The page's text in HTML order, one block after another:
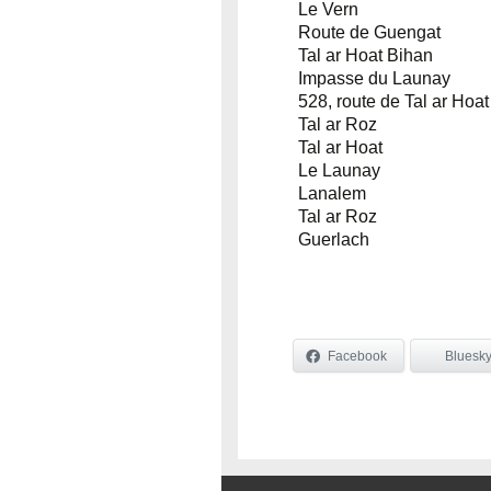
Le Vern
Route de Guengat
Tal ar Hoat Bihan
Impasse du Launay
528, route de Tal ar Hoat
Tal ar Roz
Tal ar Hoat
Le Launay
Lanalem
Tal ar Roz
Guerlach
Facebook Bluesky